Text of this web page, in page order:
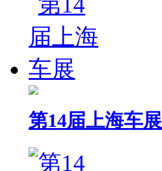
第14届上海车展